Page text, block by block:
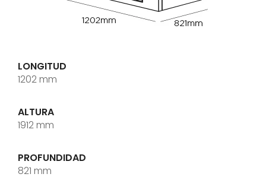
LONGITUD
1202 mm
ALTURA
1912 mm
PROFUNDIDAD
821 mm